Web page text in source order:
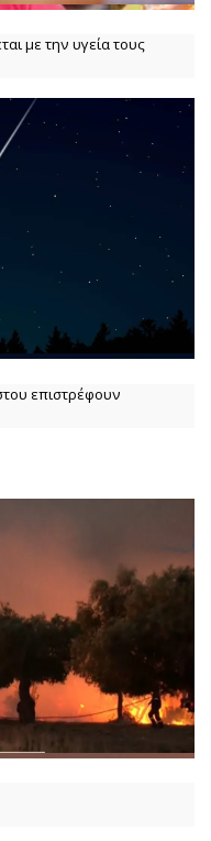
με την υγεία τους
επιστρέφουν